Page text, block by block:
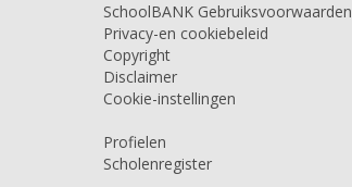
SchoolBANK Gebruiksvoorwaarden
Privacy-en cookiebeleid
Copyright
Disclaimer
Cookie-instellingen
Profielen
Scholenregister